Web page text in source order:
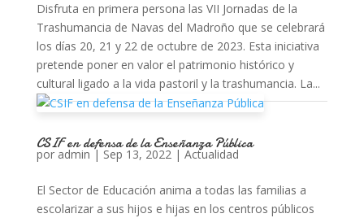
Disfruta en primera persona las VII Jornadas de la
Trashumancia de Navas del Madroño que se celebrará
los días 20, 21 y 22 de octubre de 2023. Esta iniciativa
pretende poner en valor el patrimonio histórico y
cultural ligado a la vida pastoril y la trashumancia. La...
CSIF en defensa de la Enseñanza Pública
por admin | Sep 13, 2022| Actualidad
El Sector de Educación anima a todas las familias a
escolarizar a sus hijos e hijas en los centros públicos